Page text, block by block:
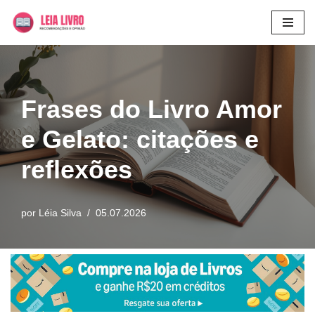
para
o
conteúdo
Frases do Livro Amor
e Gelato: citações e
reflexões
por Léia Silva 05.07.2026